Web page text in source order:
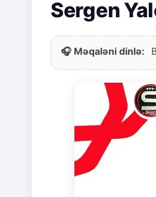
Sergen
🎧 Məqaləni dinlə: